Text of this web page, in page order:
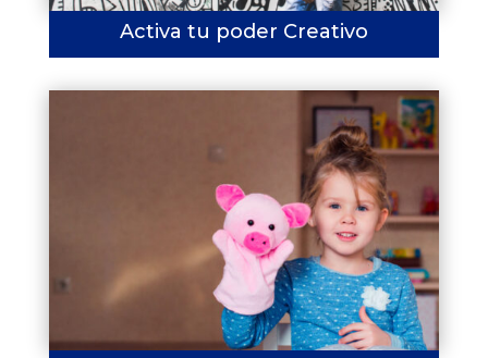
Activa tu poder Creativo